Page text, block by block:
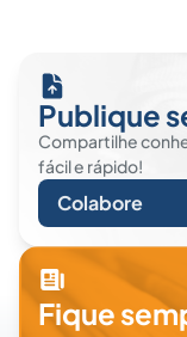
Publique
Compartilhe
fácil e rápido!
Colabore
Fique